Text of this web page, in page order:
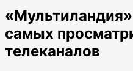
самых
телеканалов